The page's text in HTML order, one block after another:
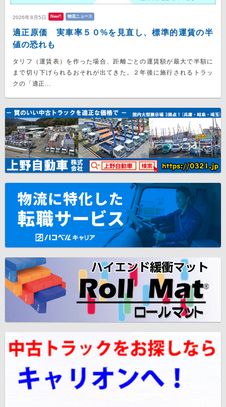
2026年8月5日 New!! 物流ニュース
適正原価 実車率５０%を見直し、標準的運賃の半
値の恐れも
タリフ（運賃表）を作った場合、距離ごとの運賃額が最大で半額に
まで切り下げられるおそれが出てきた。２年後に施行されるトラッ
クの「適正...